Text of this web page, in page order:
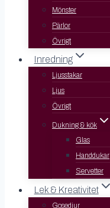
Mönster
Pärlor
Övrigt
Inredning
Ljusstakar
Ljus
Övrigt
Dukning & kök
Glas
Handdukar
Servetter
Lek & Kreativitet
Gosedjur